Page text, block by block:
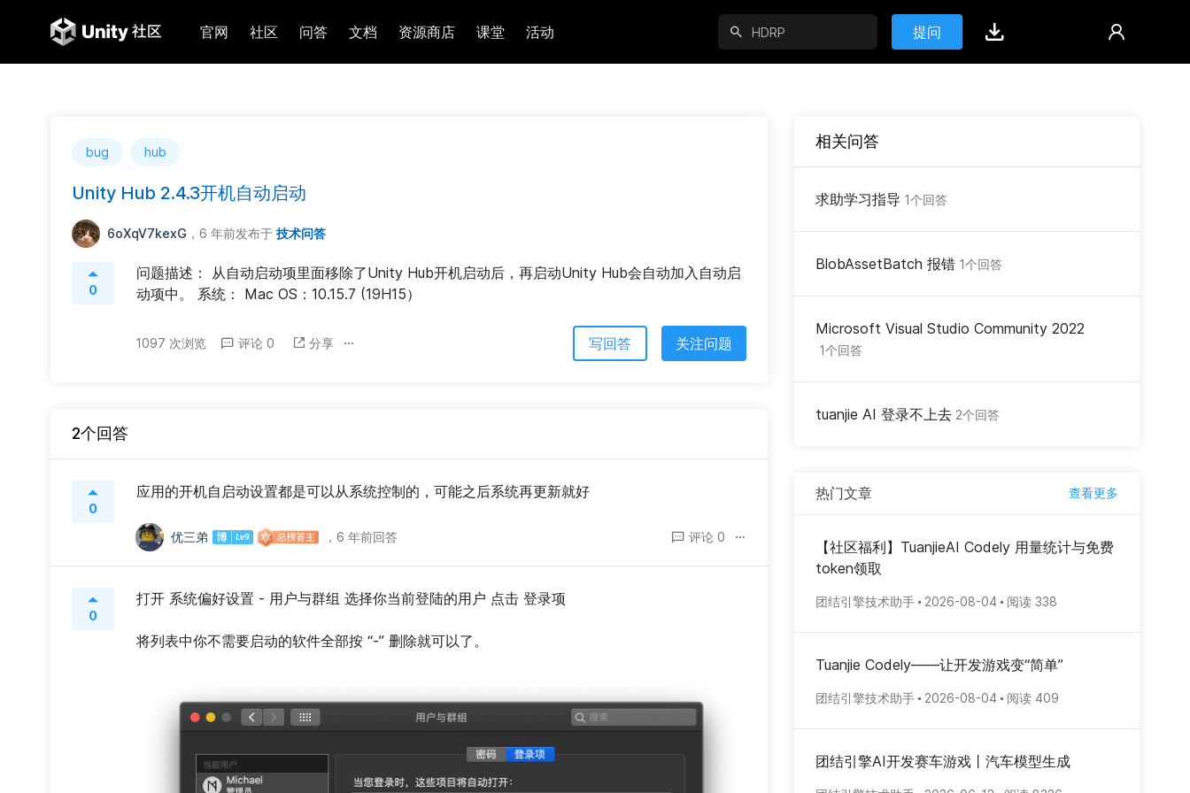
官网 社区 问答 文档 资源商店 课堂 活动 提问
bug hub
Unity Hub 2.4.3开机自动启动
6oXqV7kexG ，6 年前发布于 技术问答
0
问题描述： 从自动启动项里面移除了Unity Hub开机启动后，再启动Unity Hub会自动加入自动启
动项中。 系统： Mac OS：10.15.7 (19H15）
1097 次浏览 评论 0 分享 写回答 关注问题
2个回答
0
应用的开机自启动设置都是可以从系统控制的，可能之后系统再更新就好
优三弟 ， 6 年前回答 评论 0
0
打开 系统偏好设置 - 用户与群组 选择你当前登陆的用户 点击 登录项
将列表中你不需要启动的软件全部按 “-” 删除就可以了。
相关问答
求助学习指导 1个回答
BlobAssetBatch 报错 1个回答
Microsoft Visual Studio Community 2022
1个回答
tuanjie AI 登录不上去 2个回答
热门文章 查看更多
【社区福利】TuanjieAI Codely 用量统计与免费
token领取
团结引擎技术助手 2026-08-04 阅读 338
Tuanjie Codely——让开发游戏变“简单”
团结引擎技术助手 2026-08-04 阅读 409
团结引擎AI开发赛车游戏丨汽车模型生成